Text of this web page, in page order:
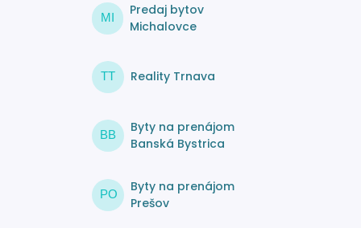
MI
Predaj bytov
Michalovce
TT Reality Trnava
BB
Byty na prenájom
Banská Bystrica
PO
Byty na prenájom
Prešov